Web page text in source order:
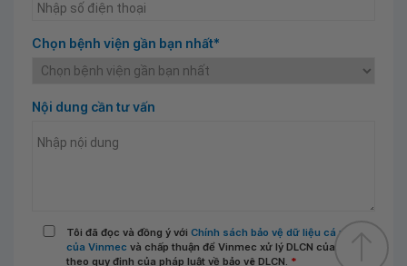
Chọn bệnh viện gần bạn nhất*
Nội dung cần tư vấn
Tôi đã đọc và đồng ý với Chính sách bảo vệ dữ liệu cá nhân
của Vinmec và chấp thuận để Vinmec xử lý DLCN của tôi
theo quy định của pháp luật về bảo vệ DLCN. *